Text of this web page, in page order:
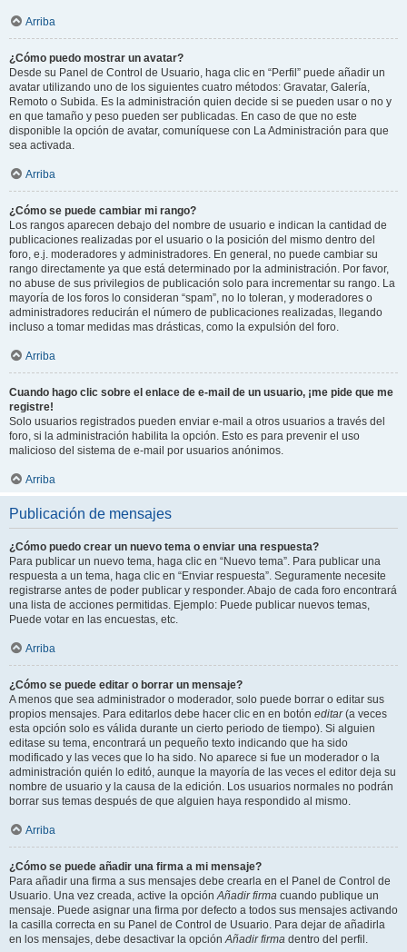
Arriba
¿Cómo puedo mostrar un avatar?
Desde su Panel de Control de Usuario, haga clic en “Perfil” puede añadir un
avatar utilizando uno de los siguientes cuatro métodos: Gravatar, Galería,
Remoto o Subida. Es la administración quien decide si se pueden usar o no y
en que tamaño y peso pueden ser publicadas. En caso de que no este
disponible la opción de avatar, comuníquese con La Administración para que
sea activada.
Arriba
¿Cómo se puede cambiar mi rango?
Los rangos aparecen debajo del nombre de usuario e indican la cantidad de
publicaciones realizadas por el usuario o la posición del mismo dentro del
foro, e.j. moderadores y administradores. En general, no puede cambiar su
rango directamente ya que está determinado por la administración. Por favor,
no abuse de sus privilegios de publicación solo para incrementar su rango. La
mayoría de los foros lo consideran “spam”, no lo toleran, y moderadores o
administradores reducirán el número de publicaciones realizadas, llegando
incluso a tomar medidas mas drásticas, como la expulsión del foro.
Arriba
Cuando hago clic sobre el enlace de e-mail de un usuario, ¡me pide que me
registre!
Solo usuarios registrados pueden enviar e-mail a otros usuarios a través del
foro, si la administración habilita la opción. Esto es para prevenir el uso
malicioso del sistema de e-mail por usuarios anónimos.
Arriba
Publicación de mensajes
¿Cómo puedo crear un nuevo tema o enviar una respuesta?
Para publicar un nuevo tema, haga clic en “Nuevo tema”. Para publicar una
respuesta a un tema, haga clic en “Enviar respuesta”. Seguramente necesite
registrarse antes de poder publicar y responder. Abajo de cada foro encontrará
una lista de acciones permitidas. Ejemplo: Puede publicar nuevos temas,
Puede votar en las encuestas, etc.
Arriba
¿Cómo se puede editar o borrar un mensaje?
A menos que sea administrador o moderador, solo puede borrar o editar sus
propios mensajes. Para editarlos debe hacer clic en en botón editar(a veces
esta opción solo es válida durante un cierto periodo de tiempo). Si alguien
editase su tema, encontrará un pequeño texto indicando que ha sido
modificado y las veces que lo ha sido. No aparece si fue un moderador o la
administración quién lo editó, aunque la mayoría de las veces el editor deja su
nombre de usuario y la causa de la edición. Los usuarios normales no podrán
borrar sus temas después de que alguien haya respondido al mismo.
Arriba
¿Cómo se puede añadir una firma a mi mensaje?
Para añadir una firma a sus mensajes debe crearla en el Panel de Control de
Usuario. Una vez creada, active la opciónAñadir firma cuando publique un
mensaje. Puede asignar una firma por defecto a todos sus mensajes activando
la casilla correcta en su Panel de Control de Usuario. Para dejar de añadirla
en los mensajes, debe desactivar la opciónAñadir firma dentro del perfil.